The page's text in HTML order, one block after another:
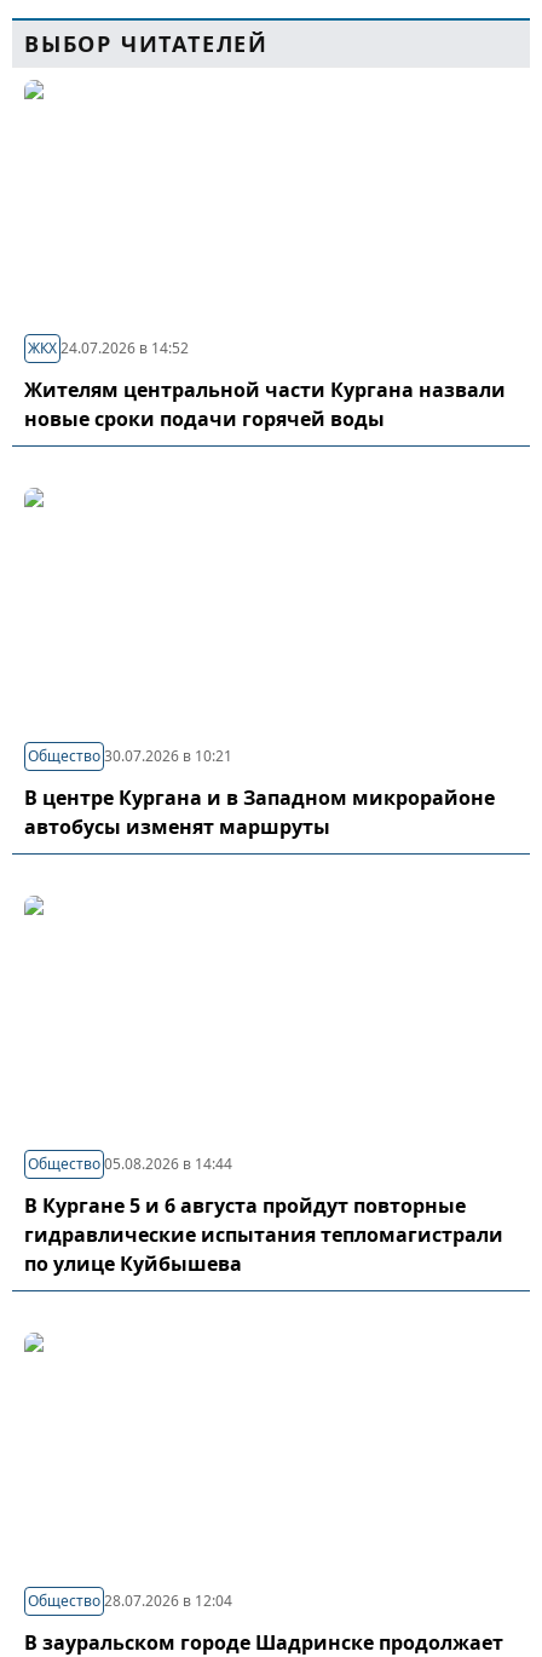
ВЫБОР ЧИТАТЕЛЕЙ
ЖКХ24.07.2026 в 14:52
Жителям центральной части Кургана назвали
новые сроки подачи горячей воды
Общество30.07.2026 в 10:21
В центре Кургана и в Западном микрорайоне
автобусы изменят маршруты
Общество05.08.2026 в 14:44
В Кургане 5 и 6 августа пройдут повторные
гидравлические испытания тепломагистрали
по улице Куйбышева
Общество28.07.2026 в 12:04
В зауральском городе Шадринске продолжает